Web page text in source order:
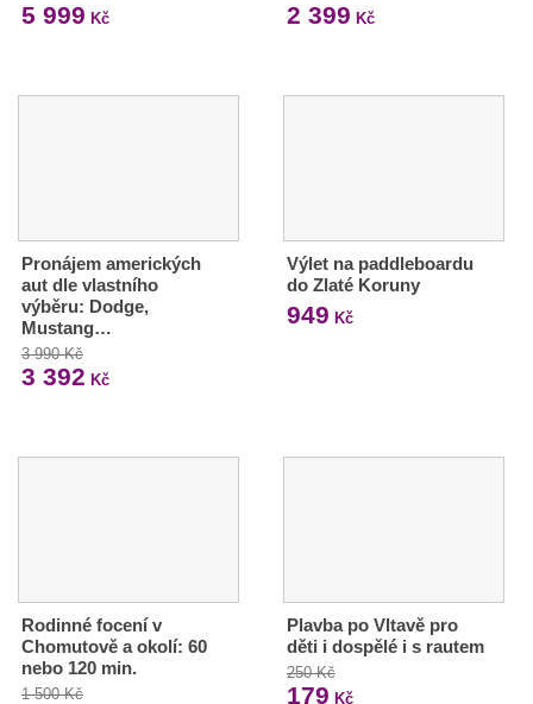
5 999 Kč 2 399 Kč
Pronájem amerických
aut dle vlastního
výběru: Dodge,
Mustang…
3 990 Kč
3 392 Kč
Výlet na paddleboardu
do Zlaté Koruny
949 Kč
Rodinné focení v
Chomutově a okolí: 60
nebo 120 min.
1 500 Kč
Plavba po Vltavě pro
děti i dospělé i s rautem
250 Kč
179 Kč